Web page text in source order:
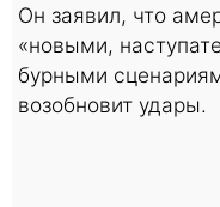
Он заявил, что
«новыми,
бурными
возобновит удары.